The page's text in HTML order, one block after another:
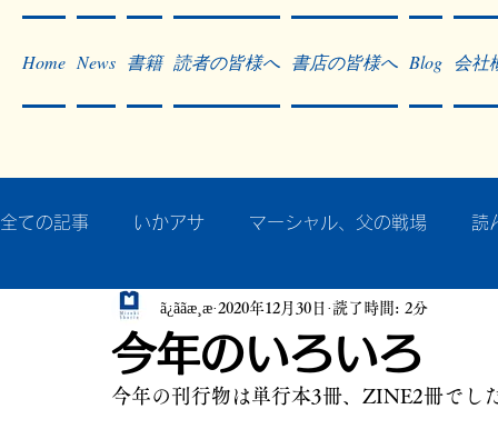
Home News 書籍 読者の皆様へ 書店の皆様へ Blog 会社
全ての記事 いかアサ マーシャル、父の戦場 読
秘蔵写真200枚でたどるアジア・太平洋戦争
作った本・作っている本 記事掲載・広告 病気
今年のいろいろ
ã¿ããæ¸æ 2020年12月30日 読了時間: 2分
今年の刊行物は単行本3冊、ZINE2冊でし